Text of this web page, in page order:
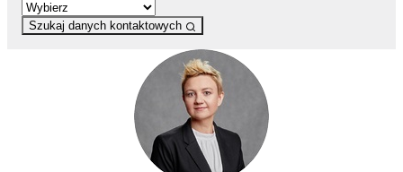
Szukaj danych kontaktowych